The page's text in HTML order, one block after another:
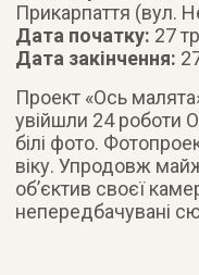
Прикарпаття (вул.
Дата початку: 27
Дата закінчення:
Проект «Ось
увійшли 24 роботи
білі фото.
віку. Упродовж
об’єктив своєї
непередбачувані